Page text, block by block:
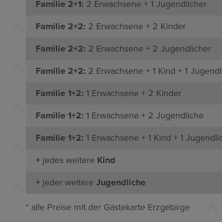
Familie 2+1: 2 Erwachsene + 1 Jugendlicher
Familie 2+2: 2 Erwachsene + 2 Kinder
Familie 2+2: 2 Erwachsene + 2 Jugendlicher
Familie 2+2: 2 Erwachsene + 1 Kind + 1
Familie 1+2: 1 Erwachsene + 2 Kinder
Familie 1+2: 1 Erwachsene + 2 Jugendliche
Familie 1+2: 1 Erwachsene + 1 Kind + 1
+ jedes weitere Kind
+ jeder weitere Jugendliche
* alle Preise mit der Gästekarte Erzgebirge